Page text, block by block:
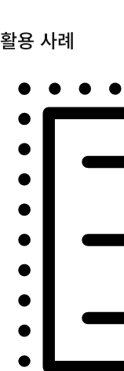
활용 사례